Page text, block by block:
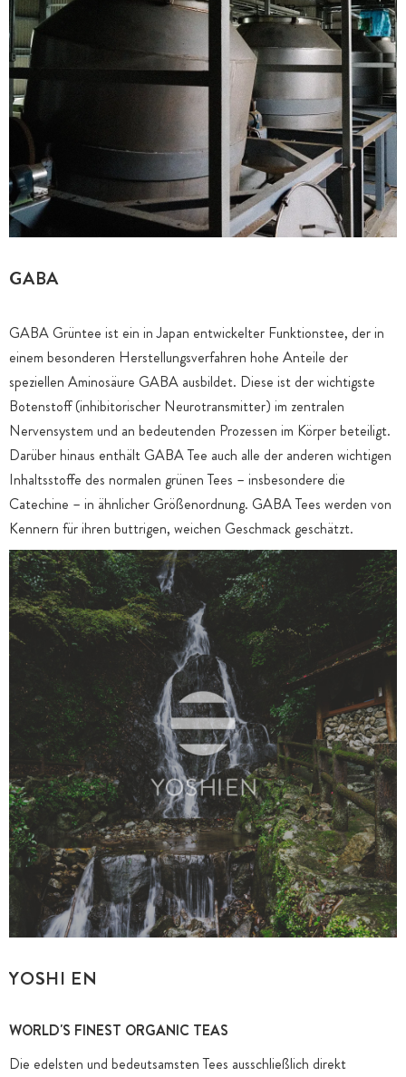
GABA
GABA Grüntee ist ein in Japan entwickelter Funktionstee, der in
einem besonderen Herstellungsverfahren hohe Anteile der
speziellen Aminosäure GABA ausbildet. Diese ist der wichtigste
Botenstoff (inhibitorischer Neurotransmitter) im zentralen
Nervensystem und an bedeutenden Prozessen im Körper beteiligt.
Darüber hinaus enthält GABA Tee auch alle der anderen wichtigen
Inhaltsstoffe des normalen grünen Tees – insbesondere die
Catechine – in ähnlicher Größenordnung. GABA Tees werden von
Kennern für ihren buttrigen, weichen Geschmack geschätzt.
YOSHI EN
WORLD'S FINEST ORGANIC TEAS
Die edelsten und bedeutsamsten Tees ausschließlich direkt